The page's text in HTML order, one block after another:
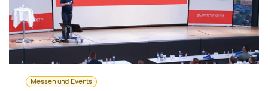
Messen und Events